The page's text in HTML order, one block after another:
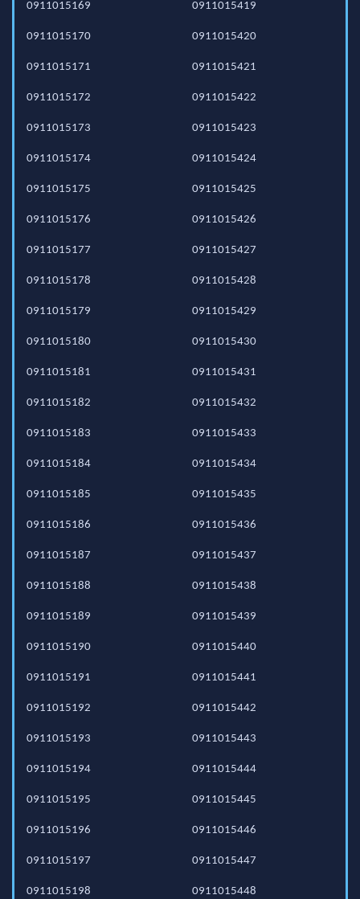
0911015169
0911015170
0911015171
0911015172
0911015173
0911015174
0911015175
0911015176
0911015177
0911015178
0911015179
0911015180
0911015181
0911015182
0911015183
0911015184
0911015185
0911015186
0911015187
0911015188
0911015189
0911015190
0911015191
0911015192
0911015193
0911015194
0911015195
0911015196
0911015197
0911015198
0911015419
0911015420
0911015421
0911015422
0911015423
0911015424
0911015425
0911015426
0911015427
0911015428
0911015429
0911015430
0911015431
0911015432
0911015433
0911015434
0911015435
0911015436
0911015437
0911015438
0911015439
0911015440
0911015441
0911015442
0911015443
0911015444
0911015445
0911015446
0911015447
0911015448